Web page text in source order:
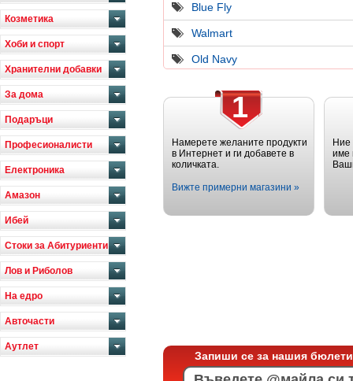
Козметика
Хоби и спорт
Хранителни добавки
За дома
Подаръци
Професионалисти
Електроника
Амазон
Ибей
Стоки за Абитуриенти
Лов и Риболов
На едро
Авточасти
Аутлет
Blue Fly
Walmart
Old Navy
1
Намерете желаните продукти
в Интернет и ги добавете в
количката.
Вижте примерни магазини »
име
Запиши се за нашия